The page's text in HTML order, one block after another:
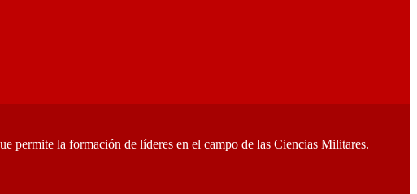
permite la formación de líderes en el campo de las Ciencias Militares.